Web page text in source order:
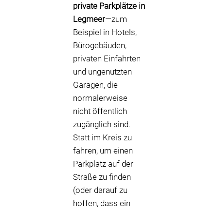
private Parkplätze in
Legmeer—zum
Beispiel in Hotels,
Bürogebäuden,
privaten Einfahrten
und ungenutzten
Garagen, die
normalerweise
nicht öffentlich
zugänglich sind.
Statt im Kreis zu
fahren, um einen
Parkplatz auf der
Straße zu finden
(oder darauf zu
hoffen, dass ein